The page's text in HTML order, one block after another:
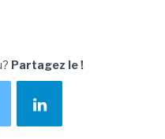
Partagez le !